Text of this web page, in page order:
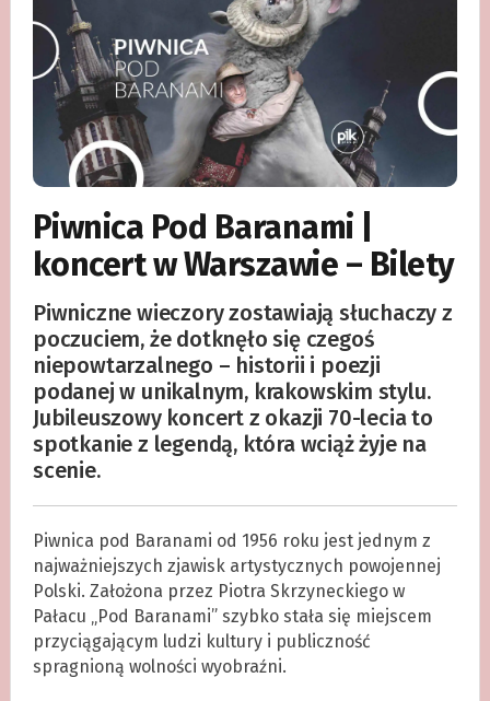
Piwnica Pod Baranami |
koncert w Warszawie – Bilety
Piwniczne wieczory zostawiają słuchaczy z
poczuciem, że dotknęło się czegoś
niepowtarzalnego – historii i poezji
podanej w unikalnym, krakowskim stylu.
Jubileuszowy koncert z okazji 70-lecia to
spotkanie z legendą, która wciąż żyje na
scenie.
Piwnica pod Baranami od 1956 roku jest jednym z
najważniejszych zjawisk artystycznych powojennej
Polski. Założona przez Piotra Skrzyneckiego w
Pałacu „Pod Baranami” szybko stała się miejscem
przyciągającym ludzi kultury i publiczność
spragnioną wolności wyobraźni.